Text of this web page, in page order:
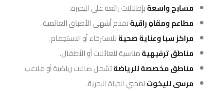
مسابح واسعةبإطلالات رائعة على البحيرة.
مطاعم ومقاهٍ راقيةتقدم أشهى الأطباق العالمية.
مراكز سبا وعناية صحيةللاسترخاء أو الاستجمام.
مناطق ترفيهيةمناسبة للعائلات أو الأطفال.
مناطق مخصصة للرياضةتشمل صالات رياضية أو ملاعب.
مرسى لليخوتلمحبي الحياة البحرية.